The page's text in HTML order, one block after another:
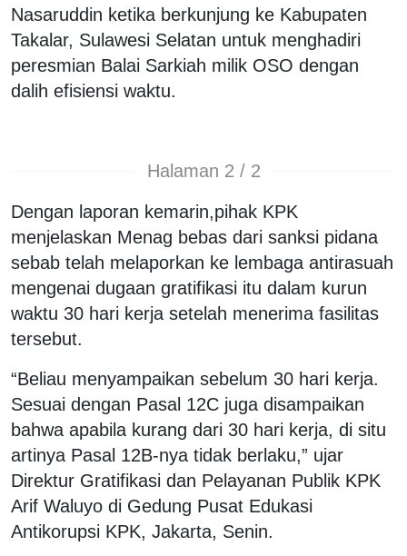
Nasaruddin ketika berkunjung ke Kabupaten
Takalar, Sulawesi Selatan untuk menghadiri
peresmian Balai Sarkiah milik OSO dengan
dalih efisiensi waktu.
Halaman 2 / 2
Dengan laporan kemarin,pihak KPK
menjelaskan Menag bebas dari sanksi pidana
sebab telah melaporkan ke lembaga antirasuah
mengenai dugaan gratifikasi itu dalam kurun
waktu 30 hari kerja setelah menerima fasilitas
tersebut.
“Beliau menyampaikan sebelum 30 hari kerja.
Sesuai dengan Pasal 12C juga disampaikan
bahwa apabila kurang dari 30 hari kerja, di situ
artinya Pasal 12B-nya tidak berlaku,” ujar
Direktur Gratifikasi dan Pelayanan Publik KPK
Arif Waluyo di Gedung Pusat Edukasi
Antikorupsi KPK, Jakarta, Senin.